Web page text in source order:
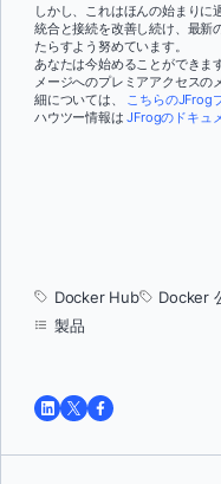
しかし、これはほんの始まりに
統合と接続を改善し続け、最新
たらすよう努めています。
あなたは今始めることができ
メージへのプレミアアクセス
細については、
こちらのJFrog
ハウツー情報は JFrogのドキュ
Docker Hub Docker
製品